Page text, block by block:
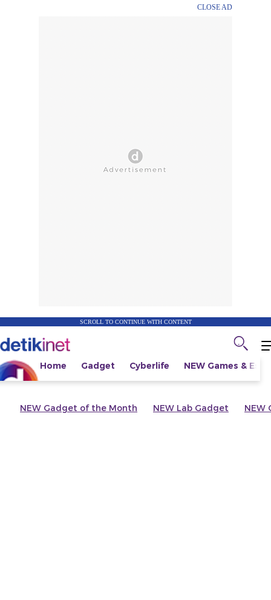
CLOSE AD
SCROLL TO CONTINUE WITH CONTENT
Home Gadget Cyberlife NEW Games &
NEW Gadget of the Month NEW Lab Gadget NEW